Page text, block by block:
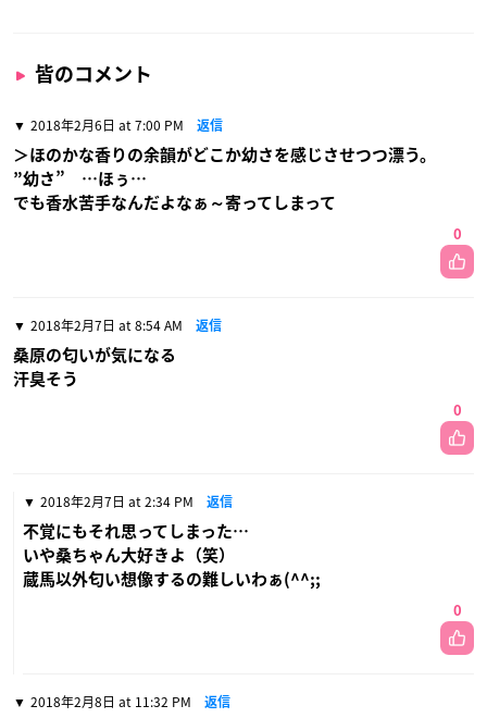
皆のコメント
2018年2月6日 at 7:00 PM 返信
＞ほのかな香りの余韻がどこか幼さを感じさせつつ漂う。
”幼さ” …ほぅ…
でも香水苦手なんだよなぁ～寄ってしまって
0
2018年2月7日 at 8:54 AM 返信
桑原の匂いが気になる
汗臭そう
0
2018年2月7日 at 2:34 PM 返信
不覚にもそれ思ってしまった…
いや桑ちゃん大好きよ（笑）
蔵馬以外匂い想像するの難しいわぁ(^^;;
0
2018年2月8日 at 11:32 PM 返信